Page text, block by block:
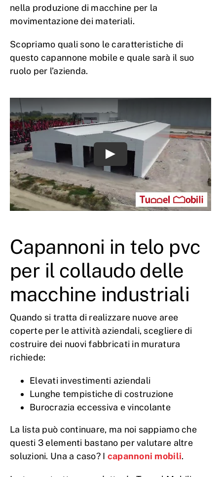
nella produzione di macchine per la
movimentazione dei materiali.
Scopriamo quali sono le caratteristiche di
questo capannone mobile e quale sarà il suo
ruolo per l’azienda.
Capannoni in telo pvc
per il collaudo delle
macchine industriali
Quando si tratta di realizzare nuove aree
coperte per le attività aziendali, scegliere di
costruire dei nuovi fabbricati in muratura
richiede:
Elevati investimenti aziendali
Lunghe tempistiche di costruzione
Burocrazia eccessiva e vincolante
La lista può continuare, ma noi sappiamo che
questi 3 elementi bastano per valutare altre
soluzioni. Una a caso? I capannoni mobili.